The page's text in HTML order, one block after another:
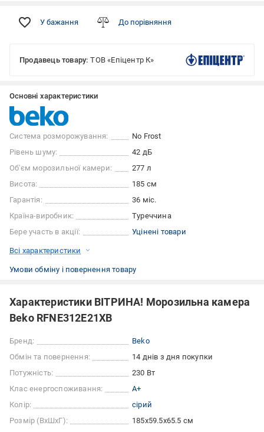
У бажання До порівняння
Продавець товару: ТОВ «Епіцентр К»
Основні характеристики
Система розморожування:
No Frost
Рівень шуму:
42 дБ
Об'єм морозильної камери:
277 л
Висота:
185 см
Гарантія:
36 міс.
Країна-виробник:
Туреччина
Бере участь в акції:
Уцінені товари
Всі характеристики
Умови обміну і повернення товару
Характеристики ВІТРИНА! Морозильна камера
Beko RFNE312E21XB
Бренд:
Beko
Обмін та повернення:
14 днів з дня покупки
Потужність:
230 Вт
Клас енергоспоживання:
A+
Колір:
сірий
Розмір (ВхШхГ):
185x59.5x65.5 см